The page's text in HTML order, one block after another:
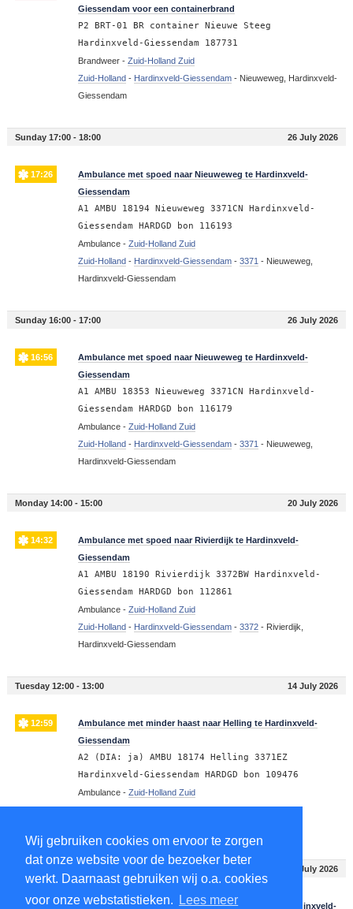
Wij gebruiken cookies om ervoor te zorgen
dat onze website voor de bezoeker beter
werkt. Daarnaast gebruiken wij o.a. cookies
voor onze webstatistieken.
Lees meer
Giessendam voor een containerbrand
P2 BRT-01 BR container Nieuwe Steeg
Hardinxveld-Giessendam 187731
Brandweer - Zuid-Holland Zuid
Zuid-Holland- Hardinxveld-Giessendam- Nieuweweg, Hardinxveld-
Giessendam
Sunday 17:00 - 18:00 26 July 2026
17:26
Ambulance met spoed naar Nieuweweg te Hardinxveld-
Giessendam
A1 AMBU 18194 Nieuweweg 3371CN Hardinxveld-
Giessendam HARDGD bon 116193
Ambulance - Zuid-Holland Zuid
Zuid-Holland- Hardinxveld-Giessendam- 3371 - Nieuweweg,
Hardinxveld-Giessendam
Sunday 16:00 - 17:00 26 July 2026
16:56
Ambulance met spoed naar Nieuweweg te Hardinxveld-
Giessendam
A1 AMBU 18353 Nieuweweg 3371CN Hardinxveld-
Giessendam HARDGD bon 116179
Ambulance - Zuid-Holland Zuid
Zuid-Holland- Hardinxveld-Giessendam- 3371 - Nieuweweg,
Hardinxveld-Giessendam
Monday 14:00 - 15:00 20 July 2026
14:32
Ambulance met spoed naar Rivierdijk te Hardinxveld-
Giessendam
A1 AMBU 18190 Rivierdijk 3372BW Hardinxveld-
Giessendam HARDGD bon 112861
Ambulance - Zuid-Holland Zuid
Zuid-Holland- Hardinxveld-Giessendam- 3372- Rivierdijk,
Hardinxveld-Giessendam
Tuesday 12:00 - 13:00 14 July 2026
12:59
Ambulance met minder haast naar Helling te Hardinxveld-
Giessendam
A2 (DIA: ja) AMBU 18174 Helling 3371EZ
Hardinxveld-Giessendam HARDGD bon 109476
Ambulance - Zuid-Holland Zuid
Zuid-Holland-Hardinxveld-Giessendam-3371-Helling,
14 July 2026
10:17 Ambulance met minder haast naar Nieuweweg te Hardinxveld-